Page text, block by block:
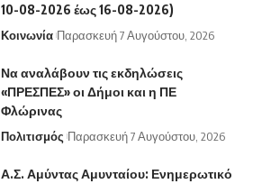
10-08-2026 έως 16-08-2026)
Κοινωνία Παρασκευή 7 Αυγούστου, 2026
Να αναλάβουν τις εκδηλώσεις
«ΠΡΕΣΠΕΣ» οι Δήμοι και η ΠΕ
Φλώρινας
Πολιτισμός Παρασκευή 7 Αυγούστου, 2026
Α.Σ. Αμύντας Αμυνταίου: Ενημερωτικό